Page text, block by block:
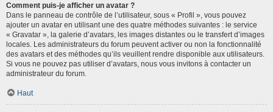
Comment puis-je afficher un avatar ?
Dans le panneau de contrôle de l’utilisateur, sous « Profil », vous pouvez
ajouter un avatar en utilisant une des quatre méthodes suivantes : le service
« Gravatar », la galerie d’avatars, les images distantes ou le transfert d’images
locales. Les administrateurs du forum peuvent activer ou non la fonctionnalité
des avatars et des méthodes qu’ils veuillent rendre disponible aux utilisateurs.
Si vous ne pouvez pas utiliser d’avatars, nous vous invitons à contacter un
administrateur du forum.
Haut